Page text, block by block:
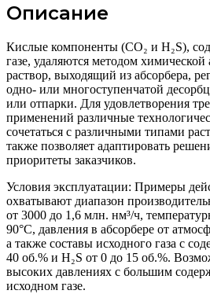
Описание
Кислые компоненты (CO₂ и H₂S),
газе, удаляются методом
раствор, выходящий из абсорбера,
одно- или многоступенчатой
или отпарки. Для удовлетворения
применений различные
сочетаться с различными типами
также позволяет адаптировать
приоритеты заказчиков.
Условия эксплуатации: Примеры
охватывают диапазон
от 3000 до 1,6 млн. нм³/ч,
90°C, давления в абсорбере от
а также составы исходного газа с
40 об.% и H₂S от 0 до 15 об.%.
высоких давлениях с большим
исходном газе.